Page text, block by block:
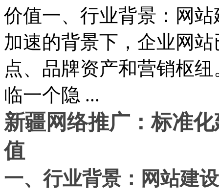
价值一、行业背景：网
加速的背景下，企业网
点、品牌资产和营销枢
临一个隐 ...
新疆网络推广：标准
值
一、行业背景：网站建